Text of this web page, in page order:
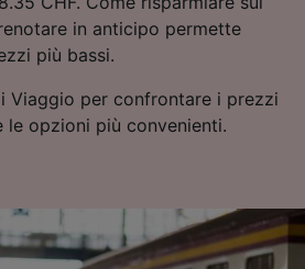
in anticipo permette
più bassi.
Viaggio per confrontare i prezzi
opzioni più convenienti.
precisi.
delle caratteristiche del
e contenuti
delle prestazioni
(fornitori)